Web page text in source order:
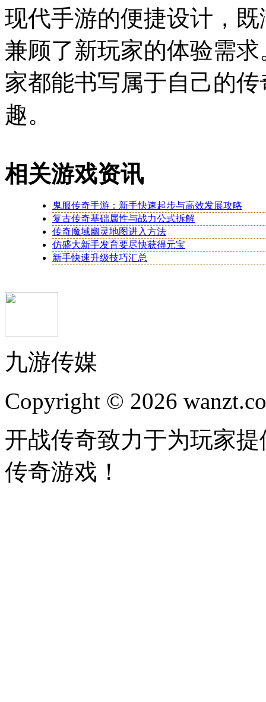
现代手游的便捷设计，
兼顾了新玩家的体验需
家都能书写属于自己的
趣。
相关游戏资讯
鬼服传奇手游：新手快速起步与高效发展攻略
复古传奇基础属性与战力公式拆解
传奇魔域幽灵地图进入方法
仿盛大新手发育要尽快获得元宝
新手快速升级技巧汇总
九游传媒
Copyright © 2026
开战传奇致力于为玩家
传奇游戏！